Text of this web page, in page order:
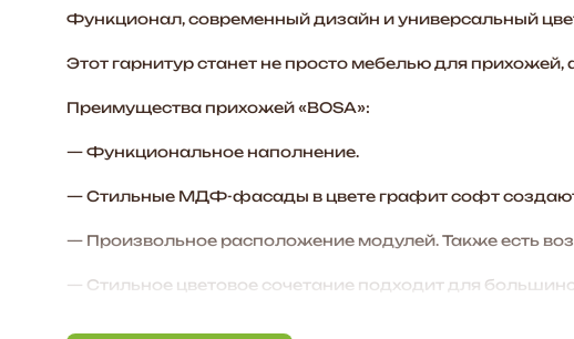
Функционал, современный дизайн и универсальный
Этот гарнитур станет не просто мебелью для
Преимущества прихожей «BOSA»:
— Функциональное наполнение.
— Стильные МДФ-фасады в цвете графит софт
— Произвольное расположение модулей. Также есть
— Стильное цветовое сочетание подходит для